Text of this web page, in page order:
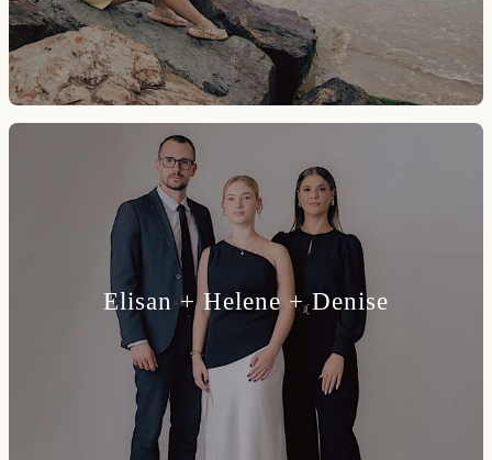
Elisan + Helene + Denise